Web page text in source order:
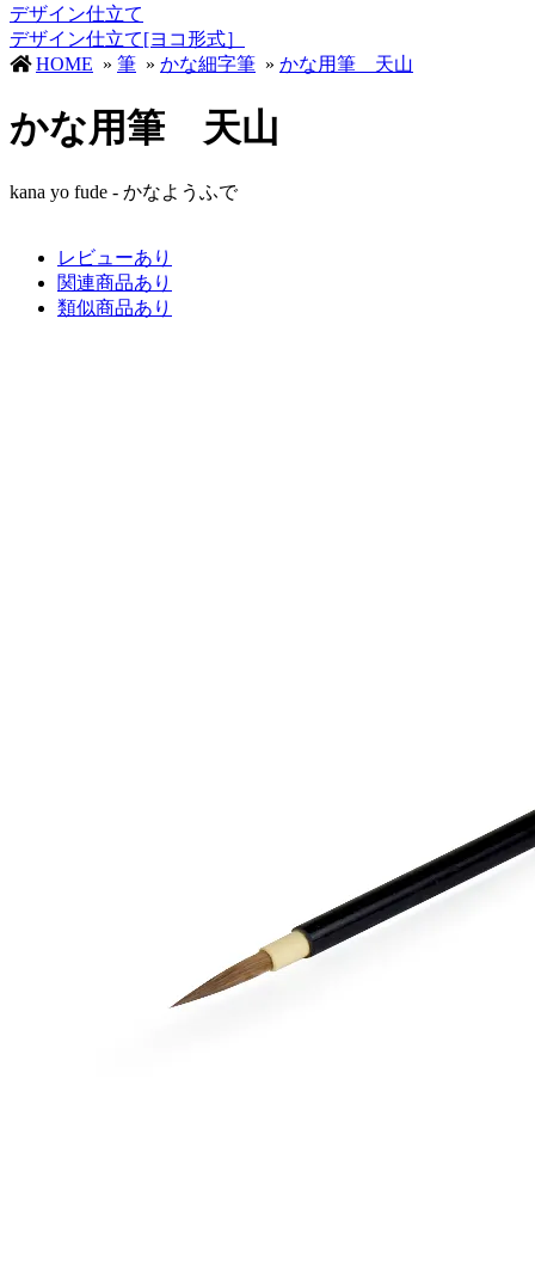
デザイン仕立て
デザイン仕立て[ヨコ形式］
HOME » 筆 » かな細字筆 » かな用筆 天山
かな用筆 天山
kana yo fude - かなようふで
レビューあり
関連商品あり
類似商品あり